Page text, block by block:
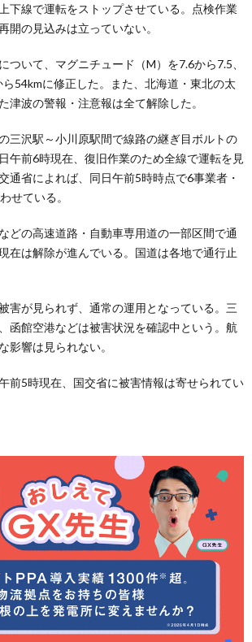
下線で運転をストップさせている。点検作業
開の見込みは立っていない。
ついて、マグニチュード（M）を7.6から7.5、
54kmに修正した。また、北海道・東北の太
津波の警報・注意報は全て解除した。
三沢駅～小川原駅間で線路の継ぎ目ボルトの
午前6時現在、復旧作業のため全線で運転を見
通省によれば、同日午前5時時点で6事業者・
せている。
どの高速道路・自動車専用道の一部区間で通
在は解除が進んでいる。国道は各地で通行止
害が見られず、通常の運用となっている。三
函館空港などは被害状況を確認中という。航
影響は見られない。
前5時現在、国交省に被害情報は寄せられてい